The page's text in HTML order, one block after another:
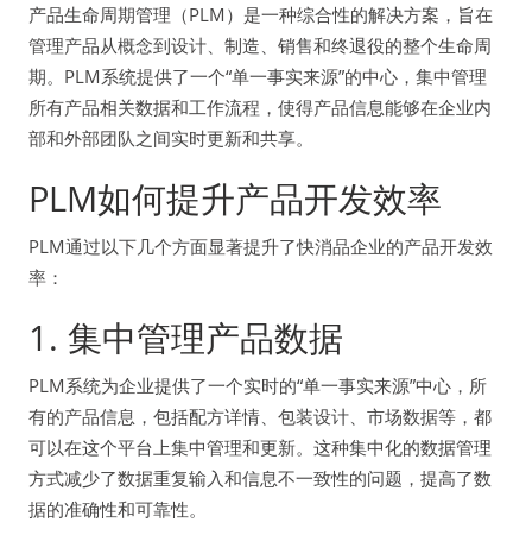
产品生命周期管理（PLM）是一种综合性的解决方案，旨在
管理产品从概念到设计、制造、销售和终退役的整个生命周
期。PLM系统提供了一个“单一事实来源”的中心，集中管理
所有产品相关数据和工作流程，使得产品信息能够在企业内
部和外部团队之间实时更新和共享。
PLM如何提升产品开发效率
PLM通过以下几个方面显著提升了快消品企业的产品开发效
率：
1. 集中管理产品数据
PLM系统为企业提供了一个实时的“单一事实来源”中心，所
有的产品信息，包括配方详情、包装设计、市场数据等，都
可以在这个平台上集中管理和更新。这种集中化的数据管理
方式减少了数据重复输入和信息不一致性的问题，提高了数
据的准确性和可靠性。